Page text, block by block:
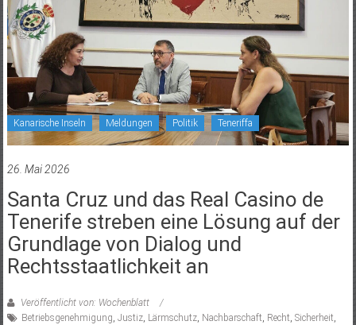
Kanarische Inseln Meldungen Politik Teneriffa
26. Mai 2026
Santa Cruz und das Real Casino de
Tenerife streben eine Lösung auf der
Grundlage von Dialog und
Rechtsstaatlichkeit an
Veröffentlicht von: Wochenblatt
Betriebsgenehmigung, Justiz, Lärmschutz, Nachbarschaft, Recht, Sicherheit,